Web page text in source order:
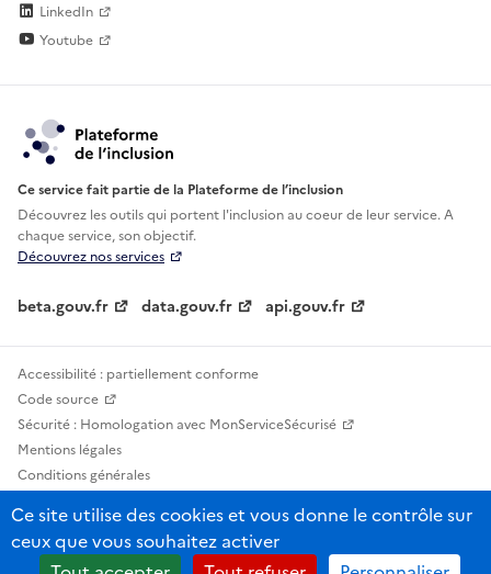
LinkedIn
Youtube
Ce service fait partie de la Plateforme de l’inclusion
Découvrez les outils qui portent l'inclusion aucoeur de leur service. A
chaque service, son objectif.
Découvrez nos services
beta.gouv.fr data.gouv.fr api.gouv.fr
Accessibilité : partiellement conforme
Code source
Sécurité : Homologation avec MonServiceSécurisé
Mentions légales
Conditions générales
Statistiques, lexiques et indicateurs
Sauf mention contraire, tous les contenus de ce site sont sous licence
Ce site utilise des cookies et vous donne le contrôle sur
ceux que vous souhaitez activer